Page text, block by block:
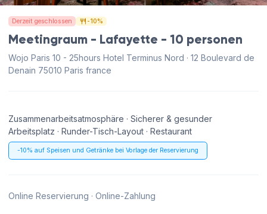
Derzeit geschlossen -10%
Meetingraum - Lafayette - 10 personen
Wojo Paris 10 - 25hours Hotel Terminus Nord · 12 Boulevard de
Denain 75010 Paris france
Zusammenarbeitsatmosphäre · Sicherer & gesunder
Arbeitsplatz · Runder-Tisch-Layout · Restaurant
-10% auf Speisen und Getränke bei Vorlage der Reservierung
Online Reservierung · Online-Zahlung